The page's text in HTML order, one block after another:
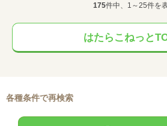
175件中、1～25件を
はたらこねっと
各種条件で再検索